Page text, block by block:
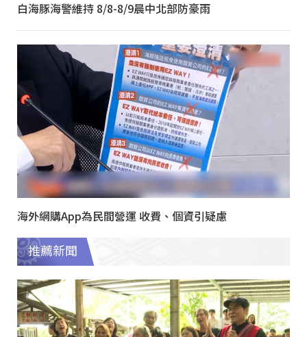
白海豚海警維持 8/8-8/9晨中北部防豪雨
海外網購App為民間營運 收費、個資引疑慮
推薦新聞